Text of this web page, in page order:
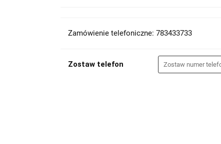
Zamówienie telefoniczne: 783433733
Zostaw telefon